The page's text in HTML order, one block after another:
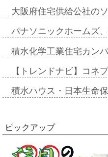
大阪府住宅供給公社の
パナソニックホームズ
積水化学工業住宅カン
【トレンドナビ】コ
積水ハウス・日本生命
ピックアップ